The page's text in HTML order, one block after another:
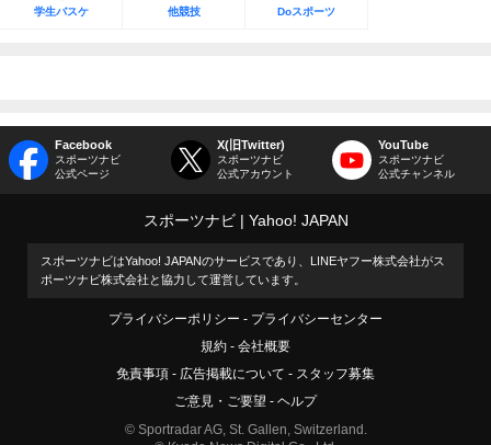
学生バスケ 他競技 Doスポーツ
Facebook
スポーツナビ
公式ページ
X(旧Twitter)
スポーツナビ
公式アカウント
YouTube
スポーツナビ
公式チャンネル
スポーツナビ Yahoo! JAPAN
スポーツナビはYahoo! JAPANのサービスであり、LINEヤフー株式会社がス
ポーツナビ株式会社と協力して運営しています。
プライバシーポリシー
プライバシーセンター
規約
会社概要
免責事項
広告掲載について
スタッフ募集
ご意見・ご要望
ヘルプ
© Sportradar AG, St. Gallen, Switzerland.